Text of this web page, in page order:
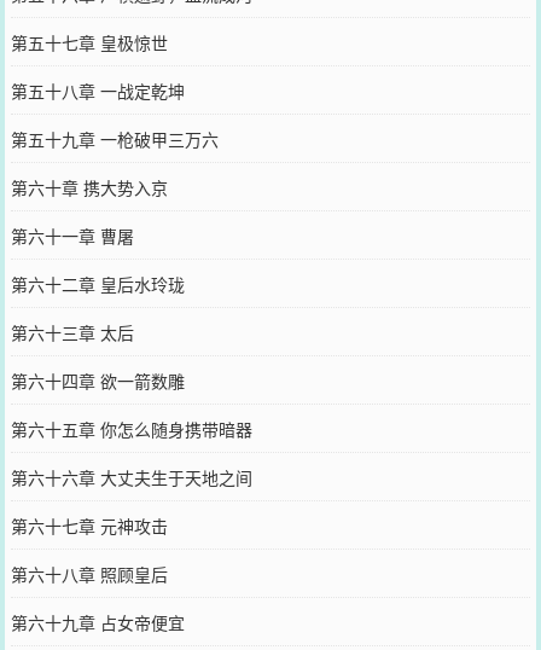
第五十七章 皇极惊世
第五十八章 一战定乾坤
第五十九章 一枪破甲三万六
第六十章 携大势入京
第六十一章 曹屠
第六十二章 皇后水玲珑
第六十三章 太后
第六十四章 欲一箭数雕
第六十五章 你怎么随身携带暗器
第六十六章 大丈夫生于天地之间
第六十七章 元神攻击
第六十八章 照顾皇后
第六十九章 占女帝便宜